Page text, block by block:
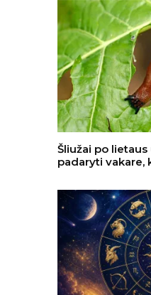
Šliužai po
padaryti vakare,